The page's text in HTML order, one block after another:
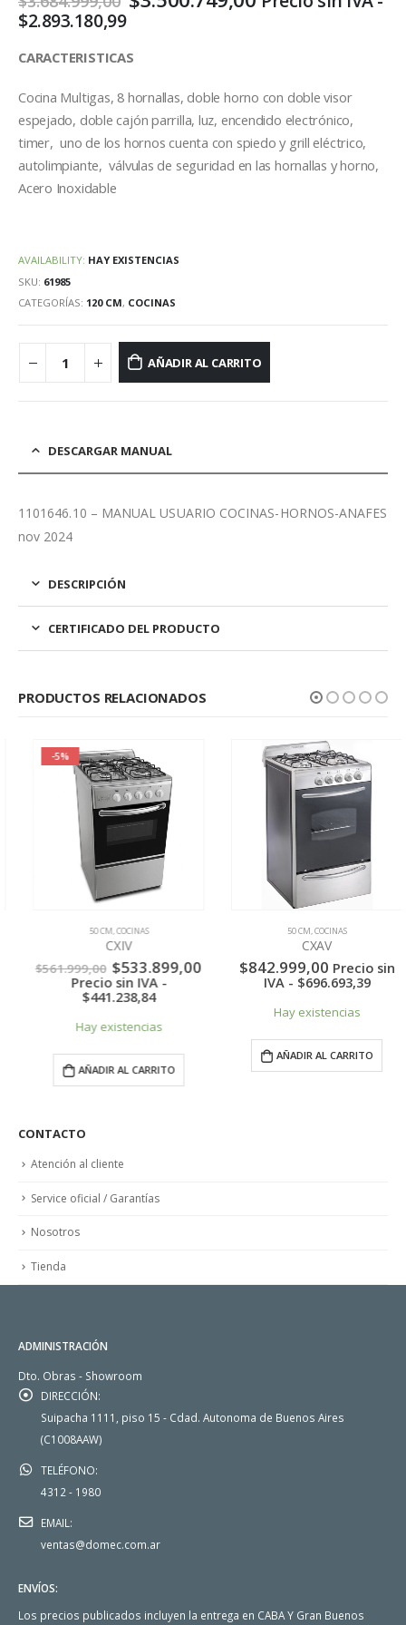
precio
era:
$2.893.180,99
CARACTERISTICAS
Cocina Multigas, 8 hornallas, doble horno con doble visor
espejado, doble cajón parrilla, luz, encendido electrónico,
timer, uno de los hornos cuenta con spiedo y grill eléctrico,
autolimpiante, válvulas de seguridad en las hornallas y horno,
Acero Inoxidable
AVAILABILITY: HAY EXISTENCIAS
SKU: 61985
CATEGORÍAS: 120 CM, COCINAS
AÑADIR AL CARRITO
DESCARGAR MANUAL
1101646.10 – MANUAL USUARIO COCINAS-HORNOS-ANAFES
nov 2024
DESCRIPCIÓN
CERTIFICADO DEL PRODUCTO
PRODUCTOS RELACIONADOS
-5%
50 CM,COCINAS
CXIV
561.999,00 El
precio
original
$561.999,00.
$533.899,00El
Precio sin IVA -
441.238,84
Hay existencias
AÑADIR AL CARRITO
50 CM,COCINAS
CXAV
842.999,00 Precio sin
IVA -$696.693,39
Hay existencias
AÑADIR AL CARRITO
CONTACTO
Atención al cliente
Service oficial / Garantías
Nosotros
Tienda
ADMINISTRACIÓN
Dto. Obras - Showroom
DIRECCIÓN:
Suipacha 1111, piso 15 - Cdad. Autonoma de Buenos Aires
(C1008AAW)
TELÉFONO:
4312 - 1980
EMAIL:
ventas@domec.com.ar
ENVÍOS:
Los precios publicados incluyen la entrega en CABA Y Gran Buenos